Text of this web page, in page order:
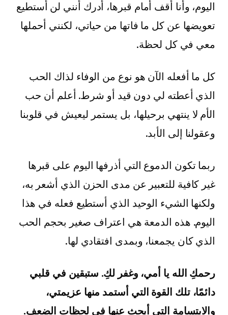
اليوم، وأنا أقف أمام قبرها، أدرك أنني لن أستطيع
تعويضها عن كل ما فاتها من حياتي، لكنني أحملها
معي في كل لحظة.
كل ما أفعله الآن هو نوع من الوفاء لذاك الحب
الذي أعطته لي دون قيد أو شرط. أعلم أن حب
الأم لا ينتهي برحيلها، بل يستمر ليعيش في قلوبنا
وعقولنا إلى الأبد.
ربما تكون الدموع التي أذرفها اليوم على قبرها
غير كافية للتعبير عن مدى الحزن الذي أشعر به،
ولكنها الشيء الوحيد الذي أستطيع فعله في هذا
اليوم. هذه الدمعة هي اعتراف صغير بحجم الحب
الذي كان يجمعنا، وبمدى افتقادي لها.
رحمكِ الله يا أمي، وغفر لكِ. ستبقين في قلبي
دائمًا، تلك القوة التي أستمد منها عزيمتي،
والابتسامة التي أبحث عنها في لحظات الضعف.